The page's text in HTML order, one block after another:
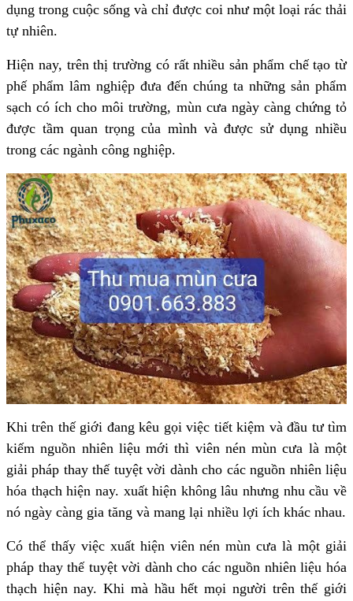
dụng trong cuộc sống và chỉ được coi như một loại rác thải
tự nhiên.
Hiện nay, trên thị trường có rất nhiều sản phẩm chế tạo từ
phế phẩm lâm nghiệp đưa đến chúng ta những sản phẩm
sạch có ích cho môi trường, mùn cưa ngày càng chứng tỏ
được tầm quan trọng của mình và được sử dụng nhiều
trong các ngành công nghiệp.
Khi trên thế giới đang kêu gọi việc tiết kiệm và đầu tư tìm
kiếm nguồn nhiên liệu mới thì viên nén mùn cưa là một
giải pháp thay thế tuyệt vời dành cho các nguồn nhiên liệu
hóa thạch hiện nay. xuất hiện không lâu nhưng nhu cầu về
nó ngày càng gia tăng và mang lại nhiều lợi ích khác nhau.
Có thể thấy việc xuất hiện viên nén mùn cưa là một giải
pháp thay thế tuyệt vời dành cho các nguồn nhiên liệu hóa
thạch hiện nay. Khi mà hầu hết mọi người trên thế giới